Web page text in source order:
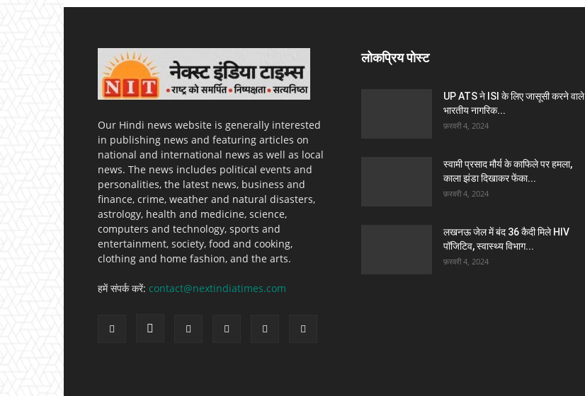
Our Hindi news website is generally interested
in publishing news and featuring articles on
national and international news as well as local
news. The news includes political events and
personalities, the latest news, business and
finance, crime, weather and natural disasters,
astrology, health and medicine, science,
computers and technology, sports and
entertainment, society, food and cooking,
clothing and home fashion, and the arts.
हमें संपर्क करें: contact@nextindiatimes.com
लोकप्रिय पोस्ट
UP ATS ने ISI के लिए जासूसी करने वाले
भारतीय नागरिक...
फ़रवरी 4, 2024
स्वामी प्रसाद मौर्य के काफिले पर हमला,
काला झंडा दिखाकर फेंका...
फ़रवरी 4, 2024
लखनऊ जेल में बंद 36 कैदी मिले HIV
पॉजिटिव, स्वास्थ्य विभाग...
फ़रवरी 4, 2024